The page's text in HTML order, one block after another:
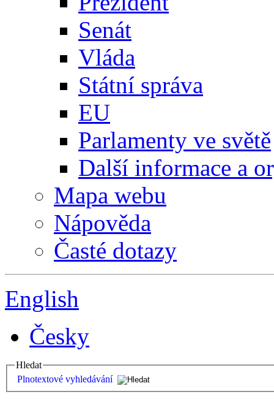
Senát
Vláda
Státní správa
EU
Parlamenty ve světě
Další informace a
Mapa webu
Nápověda
Časté dotazy
English
Česky
Hledat
Plnotextové vyhledávání